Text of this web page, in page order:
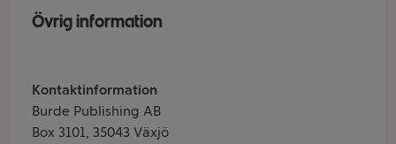
Övrig information
Kontaktinformation
Burde Publishing AB
Box 3101, 35043 Växjö